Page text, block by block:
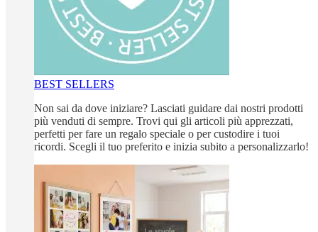
BEST SELLERS
Non sai da dove iniziare? Lasciati guidare dai nostri prodotti
più venduti di sempre. Trovi qui gli articoli più apprezzati,
perfetti per fare un regalo speciale o per custodire i tuoi
ricordi. Scegli il tuo preferito e inizia subito a personalizzarlo!